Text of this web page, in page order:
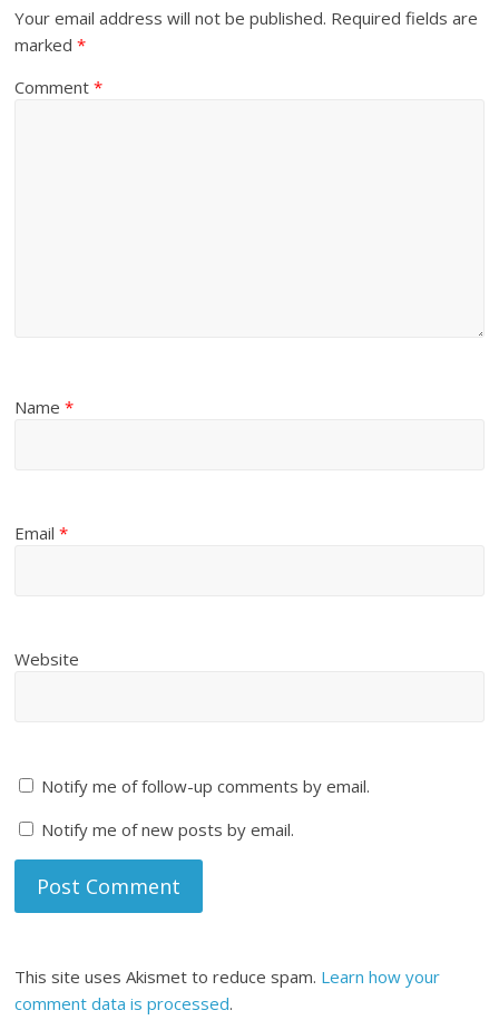
Your email address will not be published. Required fields are
marked*
Comment*
Name*
Email*
Website
Notify me of follow-up comments by email.
Notify me of new posts by email.
This site uses Akismet to reduce spam. Learn how your
comment data is processed.